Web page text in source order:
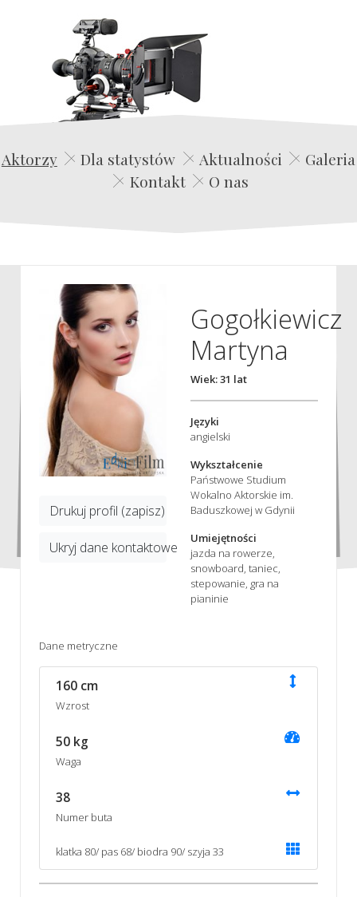
Edwin Film Agencja Aktorska
Aktorzy Dla statystów Aktualności
Galeria
Kontakt
O nas
Drukuj profil (zapisz)
Ukryj dane kontaktowe
Gogołkiewicz
Martyna
Wiek: 31 lat
Języki
angielski
Wykształcenie
Państwowe Studium
Wokalno Aktorskie im.
Baduszkowej w Gdynii
Umiejętności
jazda na rowerze,
snowboard, taniec,
stepowanie, gra na
pianinie
Dane metryczne
160 cm
Wzrost
50 kg
Waga
38
Numer buta
klatka 80/ pas 68/ biodra 90/ szyja 33